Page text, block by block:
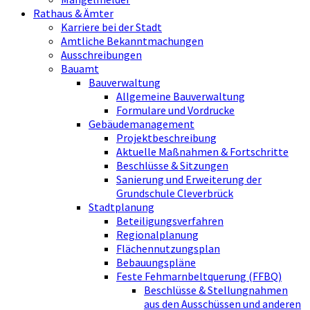
Rathaus & Ämter
Karriere bei der Stadt
Amtliche Bekanntmachungen
Ausschreibungen
Bauamt
Bauverwaltung
Allgemeine Bauverwaltung
Formulare und Vordrucke
Gebäudemanagement
Projektbeschreibung
Aktuelle Maßnahmen & Fortschritte
Beschlüsse & Sitzungen
Sanierung und Erweiterung der
Grundschule Cleverbrück
Stadtplanung
Beteiligungsverfahren
Regionalplanung
Flächennutzungsplan
Bebauungspläne
Feste Fehmarnbeltquerung (FFBQ)
Beschlüsse & Stellungnahmen
aus den Ausschüssen und anderen